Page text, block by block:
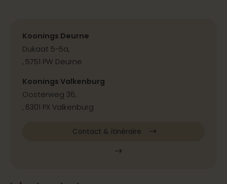
Koonings Deurne
Dukaat 5-5a,
, 5751 PW Deurne
Koonings Valkenburg
Oosterweg 36,
, 6301 PX Valkenburg
Contact & itinéraire